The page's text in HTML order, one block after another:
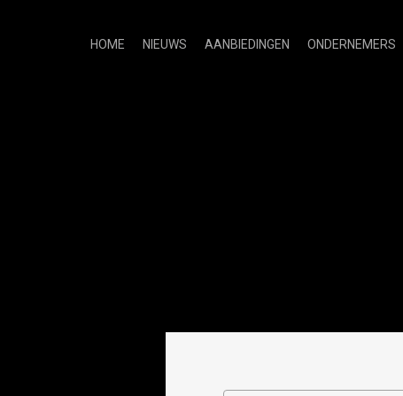
HOME NIEUWS AANBIEDINGEN ONDERNEMERS